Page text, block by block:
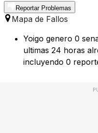
Reportar Problemas
Mapa de Fallos
Yoigo genero 0
ultimas 24 horas
incluyendo 0